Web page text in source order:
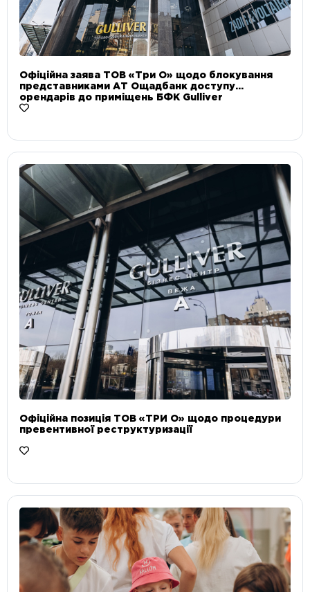
Офіційна заява ТОВ «Три О» щодо блокування
представниками АТ Ощадбанк доступу
орендарів до приміщень БФК Gulliver
Офіційна позиція ТОВ «ТРИ О» щодо процедури
превентивної реструктуризації